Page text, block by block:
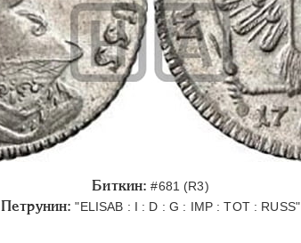
Биткин: #681 (R3)
Петрунин: "ELISAB : I : D : G : IMP : TOT : RUSS"